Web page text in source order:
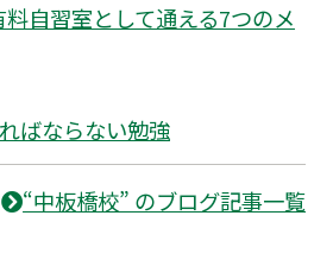
自習室として通える7つのメ
ばならない勉強
“中板橋校” のブログ記事一覧